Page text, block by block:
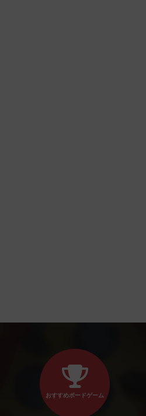
おすすめボードゲーム